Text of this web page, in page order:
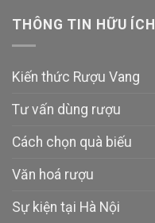
THÔNG TIN HỮU ÍCH
Kiến thức Rượu Vang
Tư vấn dùng rượu
Cách chọn quà biếu
Văn hoá rượu
Sự kiện tại Hà Nội